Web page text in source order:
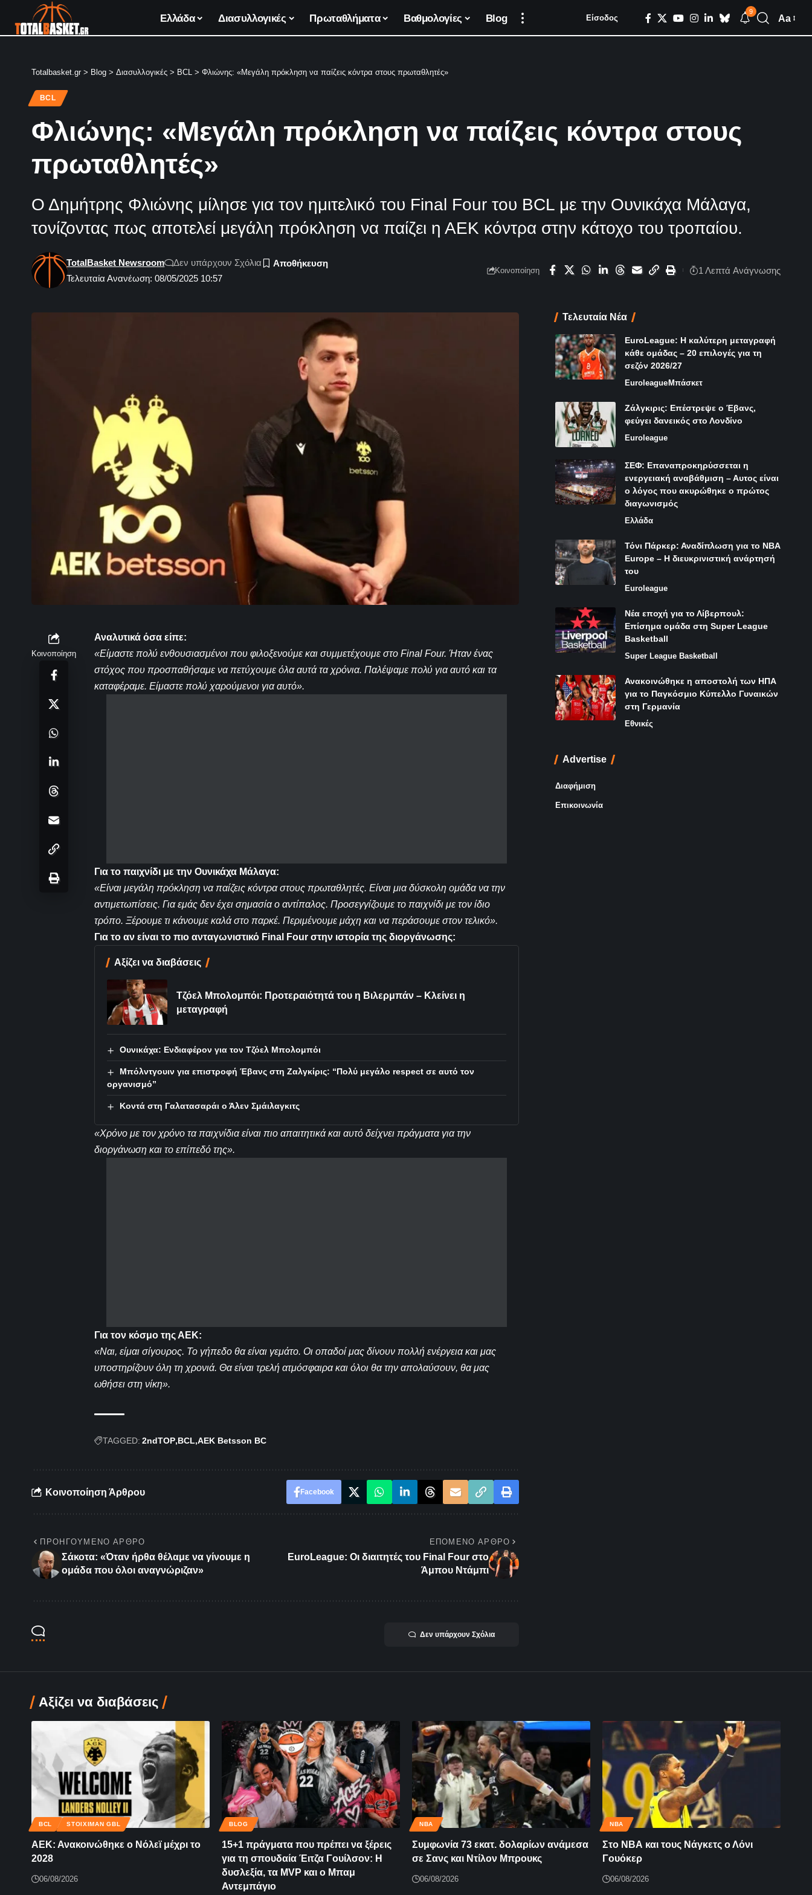
Ελλάδα Διασυλλογικές Πρωταθλήματα Βαθμολογίες Blog Είσοδος
9
Aa
Totalbasket.gr > Blog > Διασυλλογικές > BCL > Φλιώνης: «Μεγάλη πρόκληση να παίζεις κόντρα στους πρωταθλητές»
BCL
Φλιώνης: «Μεγάλη πρόκληση να παίζεις κόντρα στους
πρωταθλητές»
Ο Δημήτρης Φλιώνης μίλησε για τον ημιτελικό του Final Four του BCL με την Ουνικάχα Μάλαγα,
τονίζοντας πως αποτελεί μεγάλη πρόκληση να παίζει η ΑΕΚ κόντρα στην κάτοχο του τροπαίου.
Τελευταία Ανανέωση: 08/05/2025 10:57
TotalBasket Newsroom Δεν υπάρχουν Σχόλια
Κοινοποίηση 1 Λεπτά Aνάγνωσης
Κοινοποίηση
Αναλυτικά όσα είπε:
«Είμαστε πολύ ενθουσιασμένοι που φιλοξενούμε και συμμετέχουμε στο Final Four. Ήταν ένας
στόχος που προσπαθήσαμε να πετύχουμε όλα αυτά τα χρόνια. Παλέψαμε πολύ για αυτό και τα
καταφέραμε. Είμαστε πολύ χαρούμενοι για αυτό».
Για το παιχνίδι με την Ουνικάχα Μάλαγα:
«Είναι μεγάλη πρόκληση να παίζεις κόντρα στους πρωταθλητές. Είναι μια δύσκολη ομάδα να την
αντιμετωπίσεις. Για εμάς δεν έχει σημασία ο αντίπαλος. Προσεγγίζουμε το παιχνίδι με τον ίδιο
τρόπο. Ξέρουμε τι κάνουμε καλά στο παρκέ. Περιμένουμε μάχη και να περάσουμε στον τελικό».
Για το αν είναι το πιο ανταγωνιστικό Final Four στην ιστορία της διοργάνωσης:
Αξίζει να διαβάσεις
Τζόελ Μπολομπόι: Προτεραιότητά του η Βιλερμπάν – Κλείνει η
μεταγραφή
Ουνικάχα: Ενδιαφέρον για τον Τζόελ Μπολομπόι
Μπόλντγουιν για επιστροφή Έβανς στη Ζαλγκίρις: “Πολύ μεγάλο respect σε αυτό τον
οργανισμό”
Κοντά στη Γαλατασαράι ο Άλεν Σμάιλαγκιτς
«Χρόνο με τον χρόνο τα παιχνίδια είναι πιο απαιτητικά και αυτό δείχνει πράγματα για την
διοργάνωση και το επίπεδό της».
Για τον κόσμο της ΑΕΚ:
«Ναι, είμαι σίγουρος. Το γήπεδο θα είναι γεμάτο. Οι οπαδοί μας δίνουν πολλή ενέργεια και μας
υποστηρίζουν όλη τη χρονιά. Θα είναι τρελή ατμόσφαιρα και όλοι θα την απολαύσουν, θα μας
ωθήσει στη νίκη».
TAGGED: 2ndTOP BCL ΑΕΚ Betsson BC
Κοινοποίηση Άρθρου Facebook
ΠΡΟΗΓΟΎΜΕΝΟ ΆΡΘΡΟ
Σάκοτα: «Όταν ήρθα θέλαμε να γίνουμε η
ομάδα που όλοι αναγνώριζαν»
ΕΠΌΜΕΝΟ ΆΡΘΡΟ
EuroLeague: Οι διαιτητές του Final Four στο
Άμπου Ντάμπι
Δεν υπάρχουν Σχόλια
Τελευταία Νέα
EuroLeague: Η καλύτερη μεταγραφή
κάθε ομάδας – 20 επιλογές για τη
σεζόν 2026/27
EuroleagueΜπάσκετ
Ζάλγκιρις: Επέστρεψε ο Έβανς,
φεύγει δανεικός στο Λονδίνο
Euroleague
ΣΕΦ: Επαναπροκηρύσσεται η
ενεργειακή αναβάθμιση – Αυτος είναι
ο λόγος που ακυρώθηκε ο πρώτος
διαγωνισμός
Ελλάδα
Τόνι Πάρκερ: Αναδίπλωση για το NBA
Europe – Η διευκρινιστική ανάρτησή
του
Euroleague
Νέα εποχή για το Λίβερπουλ:
Επίσημα ομάδα στη Super League
Basketball
Super League Basketball
Ανακοινώθηκε η αποστολή των ΗΠΑ
για το Παγκόσμιο Κύπελλο Γυναικών
στη Γερμανία
Εθνικές
Advertise
Διαφήμιση
Επικοινωνία
Αξίζει να διαβάσεις
BCL STOIXIMAN GBL
ΑΕΚ: Ανακοινώθηκε ο Νόλεϊ μέχρι το
2028
06/08/2026
BLOG
15+1 πράγματα που πρέπει να ξέρεις
για τη σπουδαία Έιτζα Γουίλσον: Η
δυσλεξία, τα MVP και ο Μπαμ
Αντεμπάγιο
NBA
Συμφωνία 73 εκατ. δολαρίων ανάμεσα
σε Σανς και Ντίλον Μπρουκς
06/08/2026
NBA
Στο ΝΒΑ και τους Νάγκετς ο Λόνι
Γουόκερ
06/08/2026